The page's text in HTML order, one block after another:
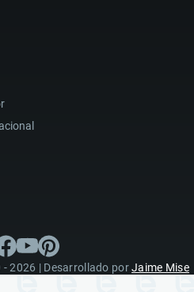
2026 | Desarrollado porJaime Mise